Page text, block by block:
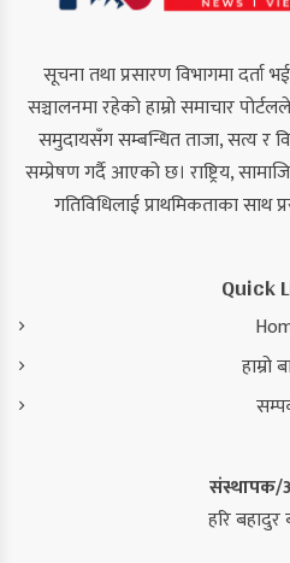
सूचना तथा प्रसारण विभागमा दर्ता
सञ्चालनमा रहेको हाम्रो समाचार
समुदायसँग सम्बन्धित ताजा, सत्य र
सम्प्रेषण गर्दै आएको छ। राष्ट्रिय,
गतिविधिलाई प्राथमिकताका साथ
Quick
हाम्रो
संस्थापक/
हरि बहादुर